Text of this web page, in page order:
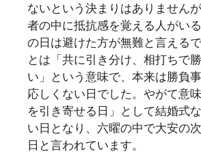
ないという決まりはありません
者の中に抵抗感を覚える人がい
の日は避けた方が無難と言える
とは「共に引き分け、相打ちで
い」という意味で、本来は勝負
応しくない日でした。やがて意
を引き寄せる日」として結婚式
い日となり、六曜の中で大安の
日と言われています。